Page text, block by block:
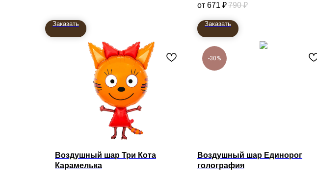
Заказать
671 ₽790 ₽
Заказать
Воздушный шар Три Кота
Карамелька
-30%
Воздушный шар Единорог
голография